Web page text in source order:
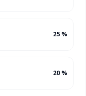
25 %
20 %